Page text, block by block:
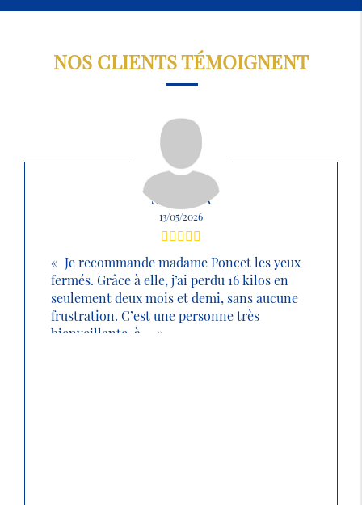
NOS CLIENTS TÉMOIGNENT
SABRINA
13/05/2026
Je recommande madame Poncet les yeux
fermés. Grâce à elle, j’ai perdu 16 kilos en
seulement deux mois et demi, sans aucune
frustration. C’est une personne très
bienveillante, à ...